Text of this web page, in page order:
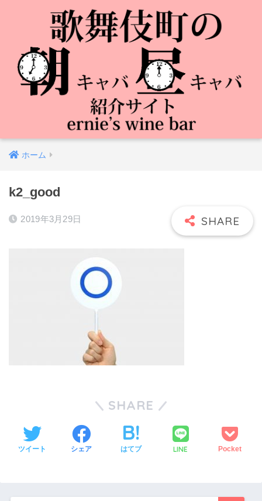
ホーム
k2_good
2019年3月29日
SHARE
ツイート シェア はてブ LINE Pocket